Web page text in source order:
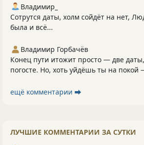
Владимир_
Сотрутся даты, холм сойдёт на нет,
была и всё...
Владимир Горбачёв
Конец пути итожит просто — две
погосте. Но, хоть уйдёшь ты на покой
ещё комментарии ⮕
ЛУЧШИЕ КОММЕНТАРИИ ЗА СУТКИ